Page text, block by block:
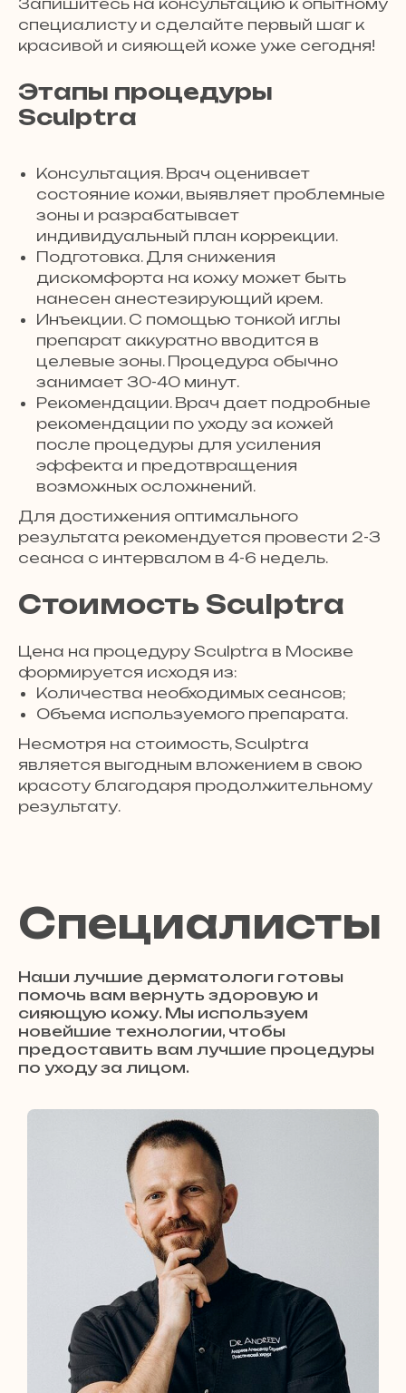
Запишитесь на консультацию к опытному
специалисту и сделайте первый шаг к
красивой и сияющей коже уже сегодня!
Этапы процедуры
Sculptra
Консультация. Врач оценивает
состояние кожи, выявляет проблемные
зоны и разрабатывает
индивидуальный план коррекции.
Подготовка. Для снижения
дискомфорта на кожу может быть
нанесен анестезирующий крем.
Инъекции. С помощью тонкой иглы
препарат аккуратно вводится в
целевые зоны. Процедура обычно
занимает 30-40 минут.
Рекомендации. Врач дает подробные
рекомендации по уходу за кожей
после процедуры для усиления
эффекта и предотвращения
возможных осложнений.
Для достижения оптимального
результата рекомендуется провести 2-3
сеанса с интервалом в 4-6 недель.
Стоимость Sculptra
Цена на процедуру Sculptra в Москве
формируется исходя из:
Количества необходимых сеансов;
Объема используемого препарата.
Несмотря на стоимость, Sculptra
является выгодным вложением в свою
красоту благодаря продолжительному
результату.
Специалисты
Наши лучшие дерматологи готовы
помочь вам вернуть здоровую и
сияющую кожу. Мы используем
новейшие технологии, чтобы
предоставить вам лучшие процедуры
по уходу за лицом.